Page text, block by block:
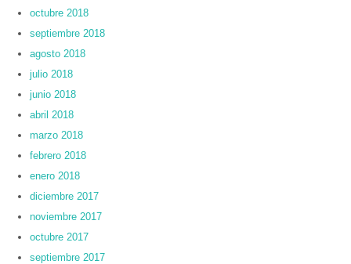
octubre 2018
septiembre 2018
agosto 2018
julio 2018
junio 2018
abril 2018
marzo 2018
febrero 2018
enero 2018
diciembre 2017
noviembre 2017
octubre 2017
septiembre 2017